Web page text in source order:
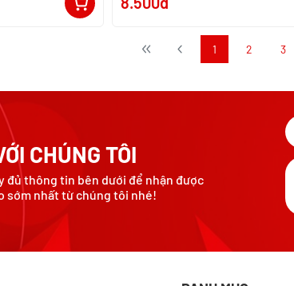
1 2 3
CHÚNG TÔI
đủ thông tin bên dưới để nhận được
sớm nhất từ chúng tôi nhé!